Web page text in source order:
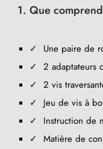
1. Que
✓ Une paire de
✓ 2 adaptateurs
✓ 2 vis
✓ Jeu de vis à
✓ Instruction de
✓ Matière de